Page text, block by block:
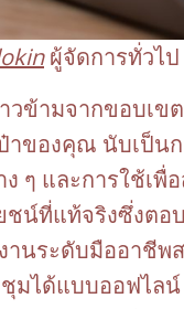
ผู้จัดการทั่วไ
วข้ามจากขอบเข
าของคุณ นับเป็น
ง ๆ และการใช้เ
ชน์ที่แท้จริงซึ่งต
นระดับมืออาชีพ
มได้แบบออฟไล